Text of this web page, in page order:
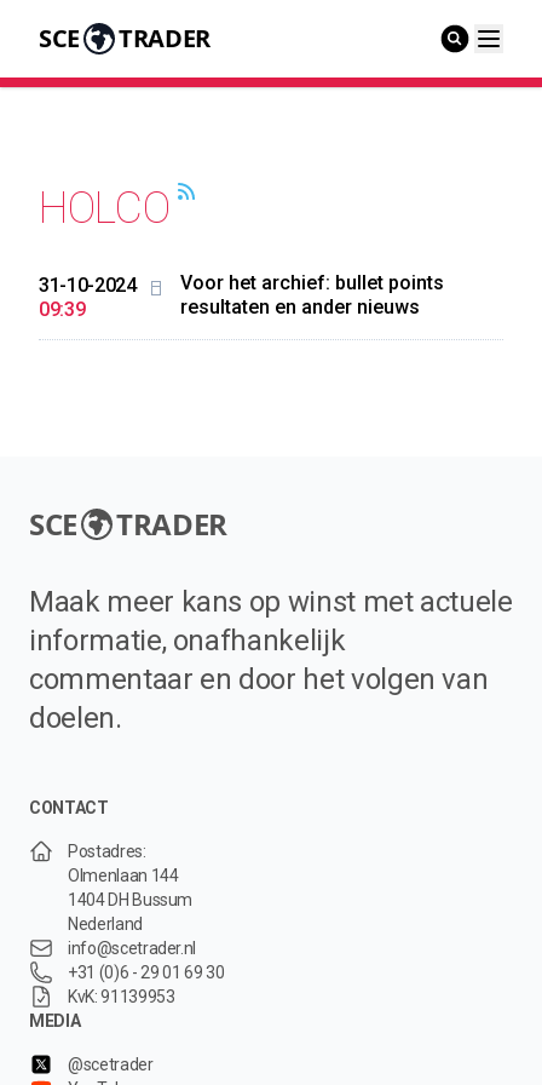
SCE TRADER
HOLCO
31-10-2024
09:39
Voor het archief: bullet points
resultaten en ander nieuws
SCE TRADER
Maak meer kans op winst met actuele
informatie, onafhankelijk
commentaar en door het volgen van
doelen.
CONTACT
Postadres:
Olmenlaan 144
1404 DH Bussum
Nederland
info@scetrader.nl
+31 (0)6 - 29 01 69 30
KvK: 91139953
MEDIA
@scetrader